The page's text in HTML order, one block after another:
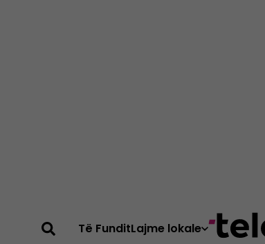
Të FunditLajme lokale